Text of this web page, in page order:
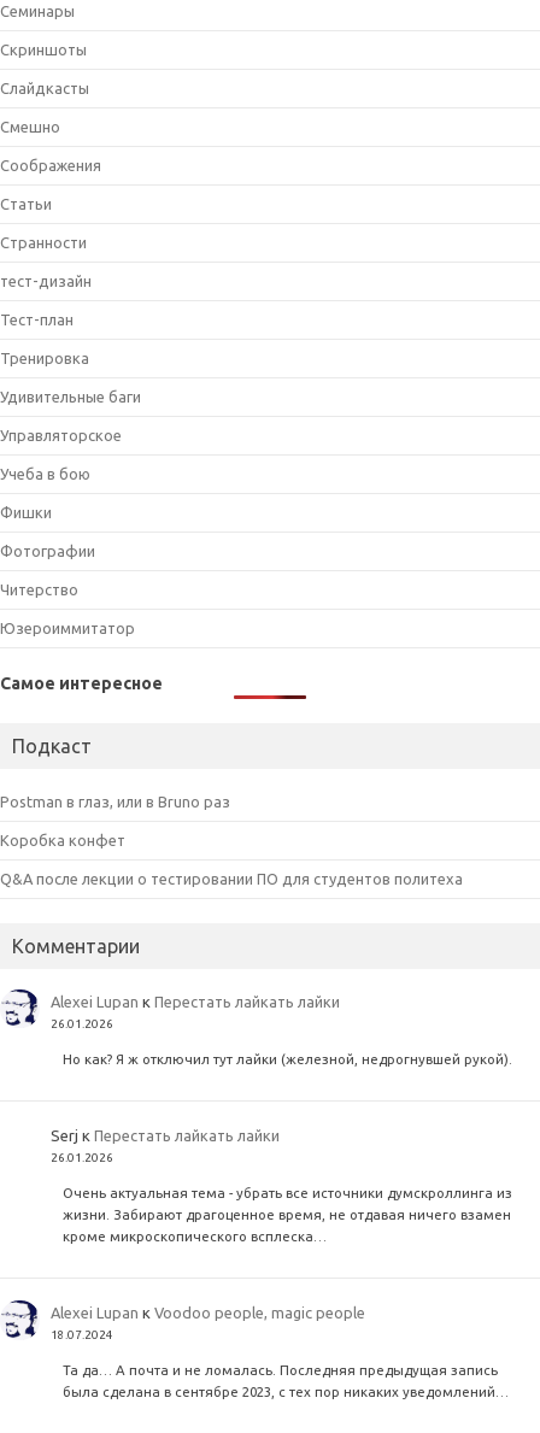
Семинары
Скриншоты
Слайдкасты
Смешно
Соображения
Статьи
Странности
тест-дизайн
Тест-план
Тренировка
Удивительные баги
Управляторское
Учеба в бою
Фишки
Фотографии
Читерство
Юзероиммитатор
Самое интересное
Подкаст
Postman в глаз, или в Bruno раз
Коробка конфет
Q&A после лекции о тестировании ПО для студентов политеха
Комментарии
Alexei Lupan кПерестать лайкать лайки
26.01.2026
Но как? Я ж отключил тут лайки (железной, недрогнувшей рукой).
Serj кПерестать лайкать лайки
26.01.2026
Очень актуальная тема - убрать все источники думскроллинга из
жизни. Забирают драгоценное время, не отдавая ничего взамен
кроме микроскопического всплеска…
Alexei Lupan кVoodoo people, magic people
18.07.2024
Та да… А почта и не ломалась. Последняя предыдущая запись
была сделана в сентябре 2023, с тех пор никаких уведомлений…